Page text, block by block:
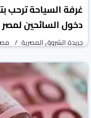
غرفة السياحة ترحب
دخول السائحين لمصر
جريدة الشروق المصرية